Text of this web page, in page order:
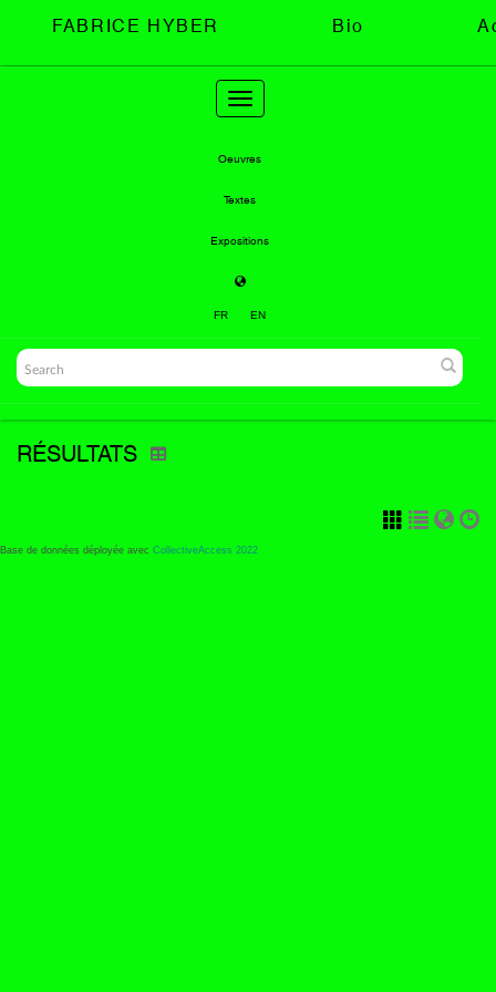
FABRICE HYBER Bio
Toggle
navigation
Oeuvres
Textes
Expositions
FR EN
RÉSULTATS
Base de données déployée avec CollectiveAccess 2022